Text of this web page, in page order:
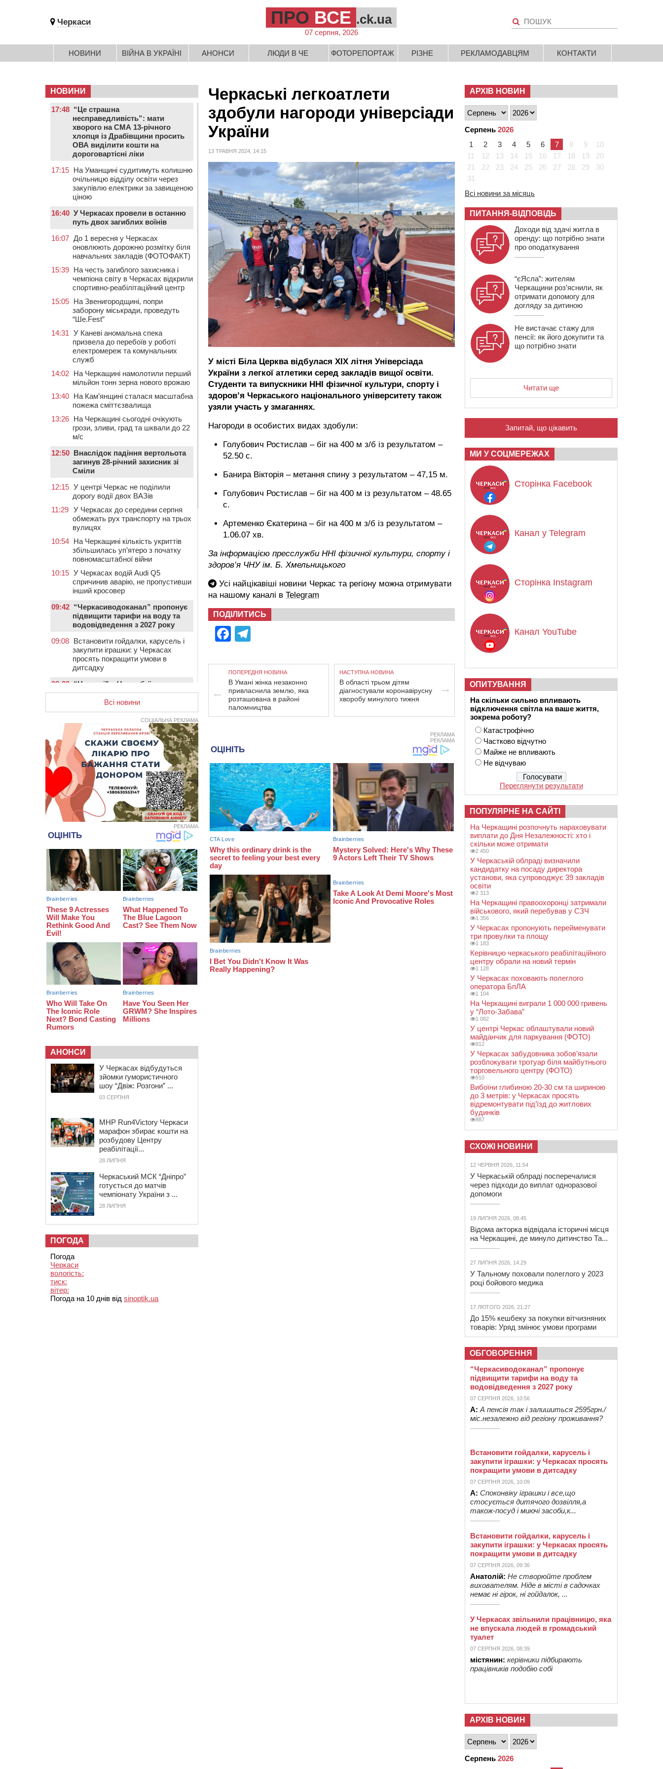
Черкаси ПРО ВСЕ .ck.ua
07 серпня, 2026
НОВИНИ ВІЙНА В УКРАЇНІ АНОНСИ ЛЮДИ В ЧЕ ФОТОРЕПОРТАЖ РІЗНЕ РЕКЛАМОДАВЦЯМ КОНТАКТИ
Черкаські легкоатлети
здобули нагороди універсіади
України
13 ТРАВНЯ 2024, 14:15
У місті Біла Церква відбулася XIX літня Універсіада
України з легкої атлетики серед закладів вищої освіти.
Студенти та випускники ННІ фізичної культури, спорту і
здоровʼя Черкаського національного університету також
узяли участь у змаганнях.
Нагороди в особистих видах здобули:
Голубович Ростислав – біг на 400 м з/б із результатом –
52.50 с.
Банира Вікторія – метання спину з результатом – 47,15 м.
Голубович Ростислав – біг на 400 м із результатом – 48.65
с.
Артеменко Єкатерина – біг на 400 м з/б із результатом –
1.06.07 хв.
За інформацією пресслужби ННІ фізичної культури, спорту і
здоров’я ЧНУ ім. Б. Хмельницького
Усі найцікавіші новини Черкас та регіону можна отримувати
на нашому каналі в Telegram
ПОДІЛИТИСЬ
Facebook
ПОПЕРЕДНЯ НОВИНА
В Умані жінка незаконно
привласнила землю, яка
розташована в районі
паломництва
НАСТУПНА НОВИНА
В області трьом дітям
діагностували коронавірусну
хворобу минулого тижня
РЕКЛАМА
РЕКЛАМА
НОВИНИ
17:48 “Це страшна
несправедливість”: мати
хворого на СМА 13-річного
хлопця із Драбівщини просить
ОВА виділити кошти на
дороговартісні ліки
17:15 На Уманщині судитимуть колишню
очільницю відділу освіти через
закупівлю електрики за завищеною
ціною
16:40 У Черкасах провели в останню
путь двох загиблих воїнів
16:07 До 1 вересня у Черкасах
оновлюють дорожню розмітку біля
навчальних закладів (ФОТОФАКТ)
15:39 На честь загиблого захисника і
чемпіона світу в Черкасах відкрили
спортивно-реабілітаційний центр
15:05 На Звенигородщині, попри
заборону міськради, проведуть
“Ше.Fest”
14:31 У Каневі аномальна спека
призвела до перебоїв у роботі
електромереж та комунальних
служб
14:02 На Черкащині намолотили перший
мільйон тонн зерна нового врожаю
13:40 На Кам’янщині сталася масштабна
пожежа сміттєзвалища
13:26 На Черкащині сьогодні очікують
грози, зливи, град та шквали до 22
м/с
12:50 Внаслідок падіння вертольота
загинув 28-річний захисник зі
Сміли
12:15 У центрі Черкас не поділили
дорогу водії двох ВАЗів
11:29 У Черкасах до середини серпня
обмежать рух транспорту на трьох
вулицях
10:54 На Черкащині кількість укриттів
збільшилась уп’ятеро з початку
повномасштабної війни
10:15 У Черкасах водій Audi Q5
спричинив аварію, не пропустивши
інший кросовер
09:42 “Черкасиводоканал” пропонує
підвищити тарифи на воду та
водовідведення з 2027 року
09:08 Встановити гойдалки, карусель і
закупити іграшки: у Черкасах
просять покращити умови в
дитсадку
08:22 “На щиті” у Чорнобаївську
громаду повертається полеглий
біля Кліщіївки воїн
Понад 968 мільйонів гривень
земельного податку сплатили на
Черкащині
06 СЕРПНЯ 2026, ЧЕТВЕР
21:13
Вісім медалей, з яких чотири
золоті: черкаські спортсмени
тріумфували на чемпіонаті України
20:31 На Черкащині спека
протримається ще день
20:00
Педагогів Черкас запрошують на
Teacher Prize Ukraine 2023
19:24 У Черкасах водійка протаранила
Duster, коли здавала назад
18:50 На Черкащині з початку року
зросла кількість постраждалих від
укусів тварин
18:15 Черкаська тренувальна квартира
стала прикладом для громад з
усієї України
Всі новини
СОЦІАЛЬНА РЕКЛАМА
РЕКЛАМА
АНОНСИ
У Черкасах відбудуться
зйомки гумористичного
шоу “Двіж: Розгони” ...
03 СЕРПНЯ
MHP Run4Victory Черкаси
марафон збирає кошти на
розбудову Центру
реабілітації...
28 ЛИПНЯ
Черкаський МСК “Дніпро”
готується до матчів
чемпіонату України з ...
28 ЛИПНЯ
ПОГОДА
Погода
Черкаси
вологість:
тиск:
вітер:
Погода на 10 днів від sinoptik.ua
АРХІВ НОВИН
Серпень 2026
1
2 3 4 5 6 7 8 9
10
11
12 13 14 15 16 17 18 19
20
21
22 23 24 25 26 27 28 29
30
31
Всі новини за місяць
ПИТАННЯ-ВІДПОВІДЬ
Доходи від здачі житла в
оренду: що потрібно знати
про оподаткування
“єЯсла”: жителям
Черкащини роз’яснили, як
отримати допомогу для
догляду за дитиною
Не вистачає стажу для
пенсії: як його докупити та
що потрібно знати
Читати ще
Запитай, що цікавить
МИ У СОЦМЕРЕЖАХ
Сторінка Facebook
Канал у Telegram
Сторінка Instagram
Канал YouTube
ОПИТУВАННЯ
На скільки сильно впливають
відключення світла на ваше життя,
зокрема роботу?
Катастрофічно
Частково відчутно
Майже не впливають
Не відчуваю
Переглянути результати
ПОПУЛЯРНЕ НА САЙТІ
На Черкащині розпочнуть нараховувати
виплати до Дня Незалежності: хто і
скільки може отримати
2 450
У Черкаській облраді визначили
кандидатку на посаду директора
установи, яка супроводжує 39 закладів
освіти
2 313
На Черкащині правоохоронці затримали
військового, який перебував у СЗЧ
1 356
У Черкасах пропонують перейменувати
три провулки та площу
1 183
Керівницю черкаського реабілітаційного
центру обрали на новий термін
1 128
У Черкасах поховають полеглого
оператора БпЛА
1 104
На Черкащині виграли 1 000 000 гривень
у “Лото-Забава”
1 082
У центрі Черкас облаштували новий
майданчик для паркування (ФОТО)
912
У Черкасах забудовника зобов’язали
розблокувати тротуар біля майбутнього
торговельного центру (ФОТО)
910
Вибоїни глибиною 20-30 см та шириною
до 3 метрів: у Черкасах просять
відремонтувати під’їзд до житлових
будинків
887
СХОЖІ НОВИНИ
12 ЧЕРВНЯ 2026, 11:54
У Черкаській облраді посперечалися
через підходи до виплат одноразової
допомоги
19 ЛИПНЯ 2026, 08:45
Відома акторка відвідала історичні місця
на Черкащині, де минуло дитинство Та...
27 ЛИПНЯ 2026, 14:29
У Тальному поховали полеглого у 2023
році бойового медика
17 ЛЮТОГО 2026, 21:27
До 15% кешбеку за покупки вітчизняних
товарів: Уряд змінює умови програми
ОБГОВОРЕННЯ
“Черкасиводоканал” пропонує
підвищити тарифи на воду та
водовідведення з 2027 року
07 СЕРПНЯ 2026, 10:56
А: А пенсія так і залишиться 2595грн./
міс.незалежно від регіону проживання?
Встановити гойдалки, карусель і
закупити іграшки: у Черкасах просять
покращити умови в дитсадку
07 СЕРПНЯ 2026, 10:09
А: Споконвіку іграшки і все,що
стосується дитячого дозвілля,а
також-посуд і миючі засоби,к...
Встановити гойдалки, карусель і
закупити іграшки: у Черкасах просять
покращити умови в дитсадку
07 СЕРПНЯ 2026, 09:36
Анатолій: Не створюйте проблем
вихователям. Ніде в місті в садочках
немає ні гірок, ні гойдалок, ...
У Черкасах звільнили працівницю, яка
не впускала людей в громадський
туалет
07 СЕРПНЯ 2026, 08:39
містянин: керівники підбирають
працівників подобію собі
АРХІВ НОВИН
Серпень 2026